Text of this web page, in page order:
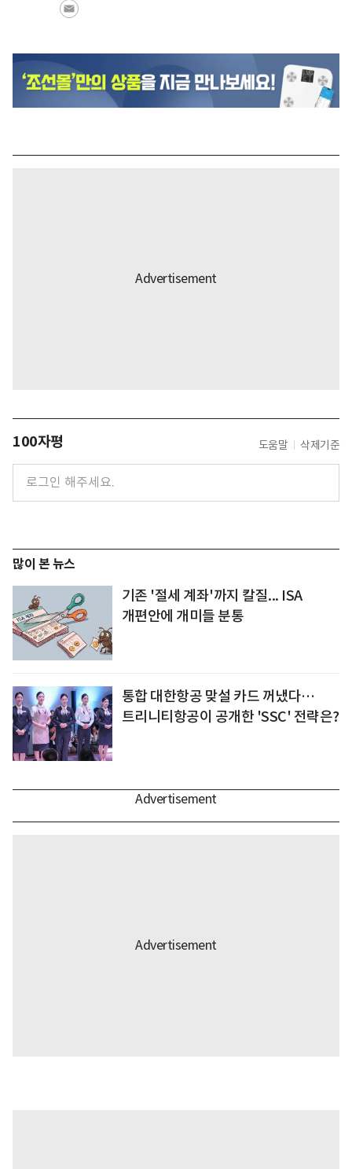
100자평 도움말 삭제기준
많이 본 뉴스
기존 '절세 계좌'까지 칼질... ISA
개편안에 개미들 분통
통합 대한항공 맞설 카드 꺼냈다…
트리니티항공이 공개한 'SSC' 전략은?